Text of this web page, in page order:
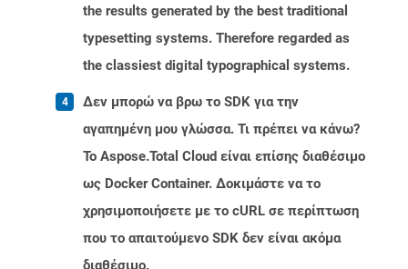
the results generated by the best traditional
typesetting systems. Therefore regarded as
the classiest digital typographical systems.
Δεν μπορώ να βρω το SDK για την
αγαπημένη μου γλώσσα. Τι πρέπει να κάνω?
Το Aspose.Total Cloud είναι επίσης διαθέσιμο
ως Docker Container. Δοκιμάστε να το
χρησιμοποιήσετε με το cURL σε περίπτωση
που το απαιτούμενο SDK δεν είναι ακόμα
διαθέσιμο.